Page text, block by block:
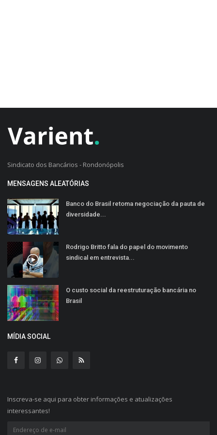
Sindicato dos Bancários - Rondonópolis
MENSAGENS ALEATÓRIAS
Banco do Brasil retoma negociação da pauta de
diversidade...
Rodrigo Britto fala do papel do movimento
sindical em entrevista...
O custo social da reestruturação bancária no
Brasil
MÍDIA SOCIAL
Inscreva-se aqui para obter informações e atualizações
interessantes!